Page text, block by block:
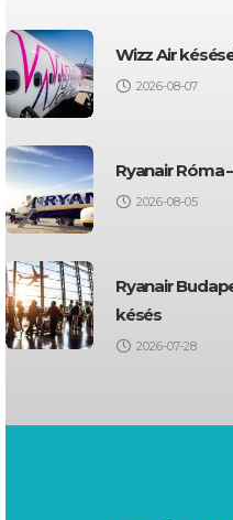
Wizz Air
2026-08-07
Ryanair Róma
2026-08-05
Ryanair
késés
2026-07-28